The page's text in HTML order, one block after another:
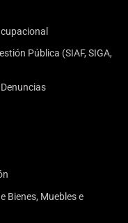
Pública (SIAF, SIGA,
Bienes, Muebles e